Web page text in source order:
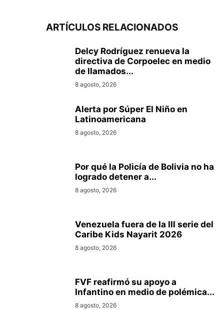
ARTÍCULOS RELACIONADOS
Delcy Rodríguez renueva la
directiva de Corpoelec en medio
de llamados...
8 agosto, 2026
Alerta por Súper El Niño en
Latinoamericana
8 agosto, 2026
Por qué la Policía de Bolivia no ha
logrado detener a...
8 agosto, 2026
Venezuela fuera de la III serie del
Caribe Kids Nayarit 2026
8 agosto, 2026
FVF reafirmó su apoyo a
Infantino en medio de polémica...
8 agosto, 2026